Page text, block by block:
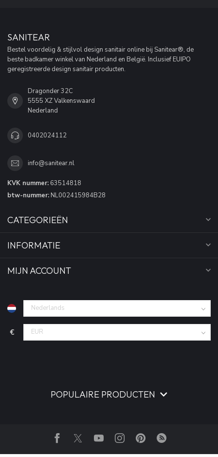
SANITEAR
Bestel voordelig & stijlvol design sanitair online bij Sanitear®, de
beste badkamer winkel van Nederland en België. Inclusief EUIPO
geregistreerde design sanitair producten.
Dragonder 32C
5555 XZ Valkenswaard
Nederland
0402024112
info@sanitear.nl
KVK nummer: 63514818
btw-nummer: NL002415984B28
CATEGORIEËN
INFORMATIE
MIJN ACCOUNT
€
POPULAIRE PRODUCTEN